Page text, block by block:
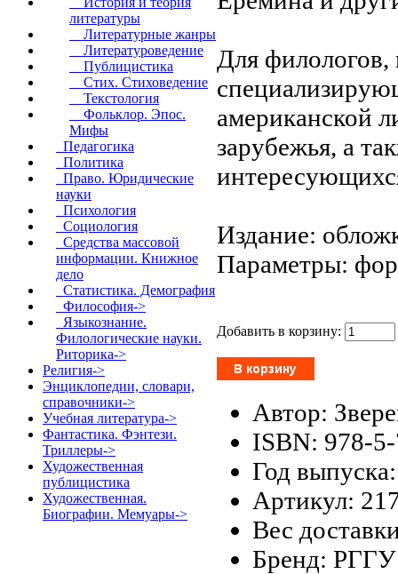
литературы
Литературные жанры
Литературоведение
Публицистика
Стих. Стиховедение
Текстология
Фольклор. Эпос.
Мифы
Педагогика
Политика
Право. Юридические
науки
Психология
Социология
Средства массовой
информации. Книжное
дело
Статистика. Демография
Философия->
Языкознание.
Филологические науки.
Риторика->
Религия->
Энциклопедии, словари,
справочники->
Учебная литература->
Фантастика. Фэнтези.
Триллеры->
Художественная
публицистика
Художественная.
Биографии. Мемуары->
Для филологов,
американской
зарубежья, а
Издание:
Параметры:
Добавить в корзину:
Автор:
ISBN: 978-
Год
Артикул:
Вес
Бренд: РГГУ